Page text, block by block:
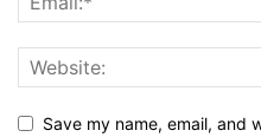
Save my name, email, and